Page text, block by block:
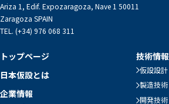
Ariza 1, Edif. Expozaragoza, Nave 1 50011
Zaragoza SPAIN
TEL. (+34) 976 068 311
トップページ
日本仮設とは
企業情報
技術情報
仮設設計
製造技術
開発技術